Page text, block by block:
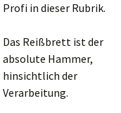
Profi in dieser Rubrik.
Das Reißbrett ist der
absolute Hammer,
hinsichtlich der
Verarbeitung.